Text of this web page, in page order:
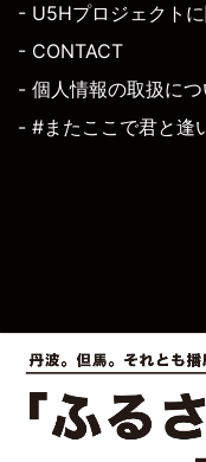
- U5Hプロジェクト
- CONTACT
- 個人情報の取扱につ
- #またここで君と逢